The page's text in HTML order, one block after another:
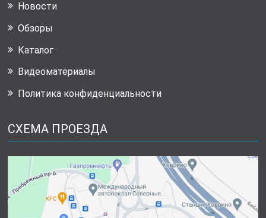
Новости
Обзоры
Каталог
Видеоматериалы
Политика конфиденциальности
СХЕМА ПРОЕЗДА